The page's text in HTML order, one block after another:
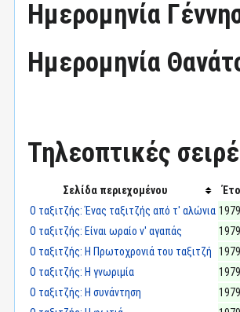
Ημερομηνία
Ημερομηνία
Τηλεοπτικές
Σελίδα περιεχομένου
Ο ταξιτζής: Ένας ταξιτζής από τ' αλώνια
Ο ταξιτζής: Είναι ωραίο ν' αγαπάς
Ο ταξιτζής: Η Πρωτοχρονιά του ταξιτζή
Ο ταξιτζής: Η γνωριμία
Ο ταξιτζής: Η συνάντηση